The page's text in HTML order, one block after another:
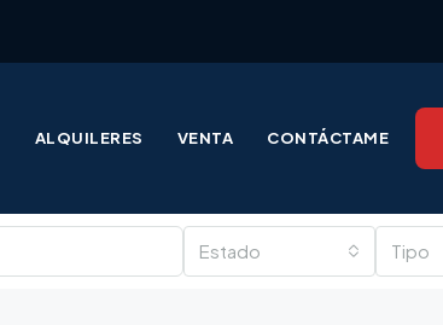
ALQUILERES VENTA CONTÁCTAME
Estado Tipo